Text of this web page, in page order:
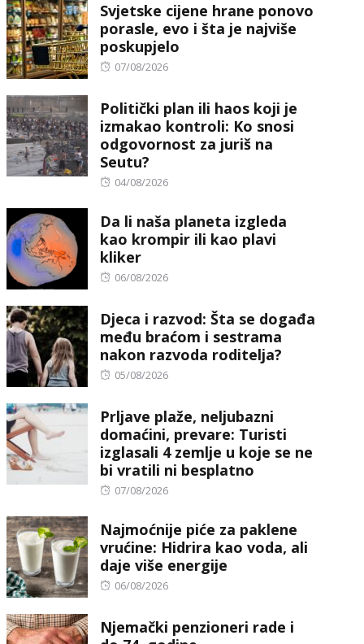
Svjetske cijene hrane ponovo
porasle, evo i šta je najviše
poskupjelo
Posted
07/08/2026
Politički plan ili haos koji je
izmakao kontroli: Ko snosi
odgovornost za juriš na
Seutu?
Posted
04/08/2026
Da li naša planeta izgleda
kao krompir ili kao plavi
kliker
Posted
06/08/2026
Djeca i razvod: Šta se događa
među braćom i sestrama
nakon razvoda roditelja?
Posted
05/08/2026
Prljave plaže, neljubazni
domaćini, prevare: Turisti
izglasali 4 zemlje u koje se ne
bi vratili ni besplatno
Posted
07/08/2026
Najmoćnije piće za paklene
vrućine: Hidrira kao voda, ali
daje više energije
Posted
06/08/2026
Njemački penzioneri rade i